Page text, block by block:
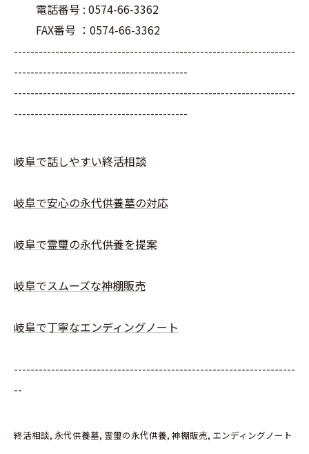
電話番号 : 0574-66-3362
FAX番号 ：0574-66-3362
--------------------------------------------------------------------
------------------------------------------
--------------------------------------------------------------------
------------------------------------------
岐阜で話しやすい終活相談
岐阜で安心の永代供養墓の対応
岐阜で霊璽の永代供養を提案
岐阜でスムーズな神棚販売
岐阜で丁寧なエンディングノート
--------------------------------------------------------------------
--
終活相談 永代供養墓 霊璽の永代供養 神棚販売 エンディングノート